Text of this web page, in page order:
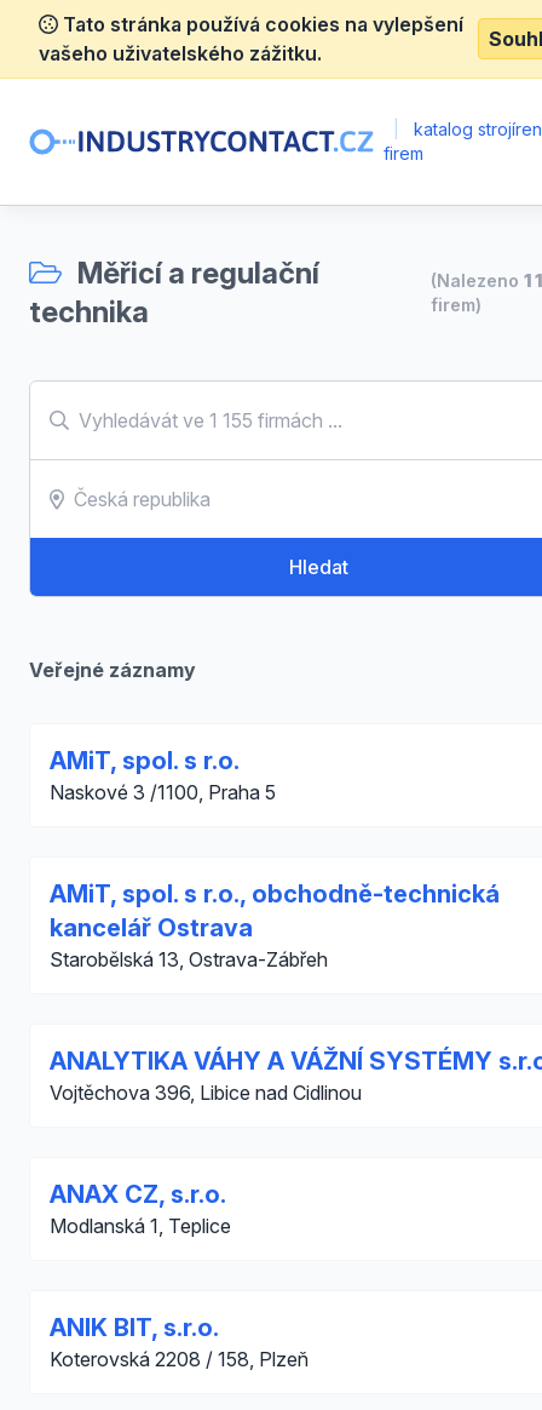
Tato stránka používá cookies na vylepšení
vašeho uživatelského zážitku.
katalog
firem
Měřicí a regulační
technika
(Nalezeno1
firem)
Hledat
Veřejné záznamy
AMiT, spol. s r.o.
Naskové 3 /1100, Praha 5
AMiT, spol. s r.o., obchodně-technická
kancelář Ostrava
Starobělská 13, Ostrava-Zábřeh
ANALYTIKA VÁHY A VÁŽNÍ SYSTÉMY
Vojtěchova 396, Libice nad Cidlinou
ANAX CZ, s.r.o.
Modlanská 1, Teplice
ANIK BIT, s.r.o.
Koterovská 2208 / 158, Plzeň